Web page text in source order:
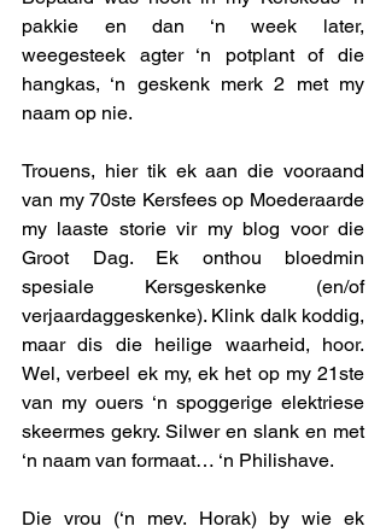
pakkie en dan ‘n week later,
weegesteek agter ‘n potplant of die
hangkas, ‘n geskenk merk 2 met my
naam op nie.
Trouens, hier tik ek aan die vooraand
van my 70ste Kersfees op Moederaarde
my laaste storie vir my blog voor die
Groot Dag. Ek onthou bloedmin
spesiale Kersgeskenke (en/of
verjaardaggeskenke). Klink dalk koddig,
maar dis die heilige waarheid, hoor.
Wel, verbeel ek my, ek het op my 21ste
van my ouers ‘n spoggerige elektriese
skeermes gekry. Silwer en slank en met
‘n naam van formaat… ‘n Philishave.
Die vrou (‘n mev. Horak) by wie ek